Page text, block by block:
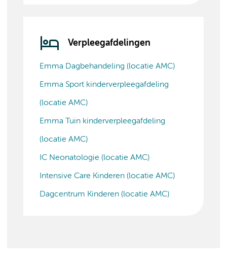
Verpleegafdelingen
Emma Dagbehandeling (locatie AMC)
Emma Sport kinderverpleegafdeling
(locatie AMC)
Emma Tuin kinderverpleegafdeling
(locatie AMC)
IC Neonatologie (locatie AMC)
Intensive Care Kinderen (locatie AMC)
Dagcentrum Kinderen (locatie AMC)